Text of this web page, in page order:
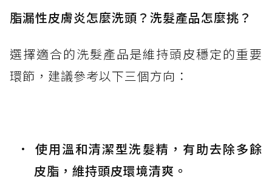
脂漏性皮膚炎怎麼洗頭？洗髮產品怎麼挑？
選擇適合的洗髮產品是維持頭皮穩定的重要
環節，建議參考以下三個方向：
使用溫和清潔型洗髮精，有助去除多餘
皮脂，維持頭皮環境清爽。